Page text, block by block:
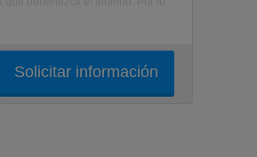
Solicitar información